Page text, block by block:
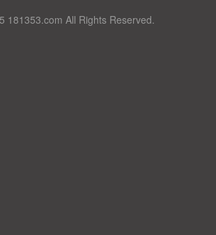
181353.com All Rights Reserved.